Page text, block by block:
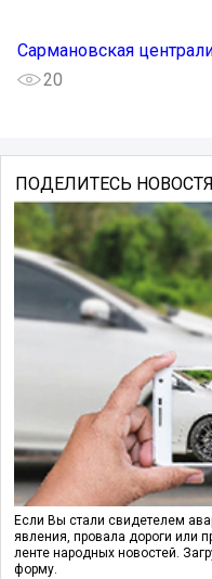
Сармановская
20
ПОДЕЛИТЕСЬ
Если Вы стали свидетелем
явления, провала дороги или
ленте народных новостей.
форму.